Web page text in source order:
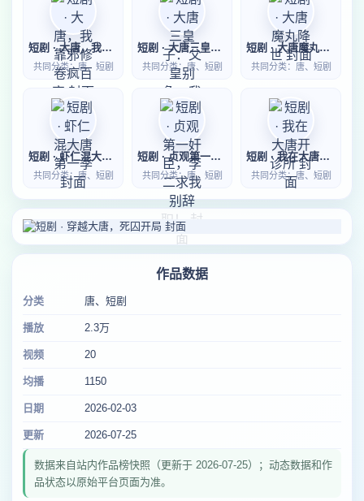
短剧 · 大唐，我靠邪修卷疯百官
共同分类：唐、短剧
短剧 · 大唐三皇子：父皇别急，我先落草为寇
共同分类：唐、短剧
短剧 · 大唐魔丸降世
共同分类：唐、短剧
短剧 · 虾仁混大唐第一季
共同分类：唐、短剧
短剧 · 贞观第一奸臣，李二求我别辞职！
共同分类：唐、短剧
短剧 · 我在大唐开诊所
共同分类：唐、短剧
作品数据
分类 唐、短剧
播放 2.3万
视频 20
均播 1150
日期 2026-02-03
更新 2026-07-25
数据来自站内作品榜快照（更新于 2026-07-25）；动态数据和作
品状态以原始平台页面为准。